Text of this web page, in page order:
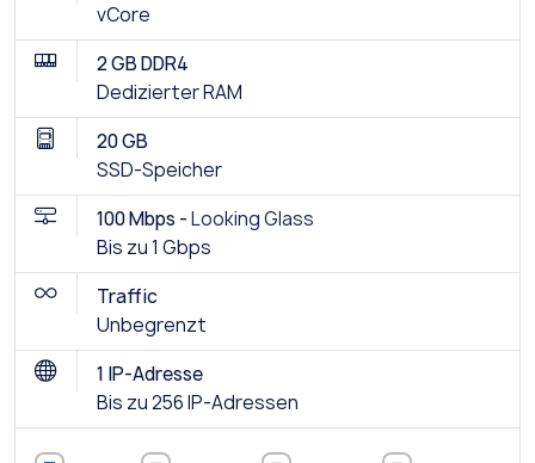
vCore
2 GB DDR4
Dedizierter RAM
20 GB
SSD-Speicher
100 Mbps -Looking Glass
Bis zu 1 Gbps
Traffic
Unbegrenzt
1 IP-Adresse
Bis zu 256 IP-Adressen